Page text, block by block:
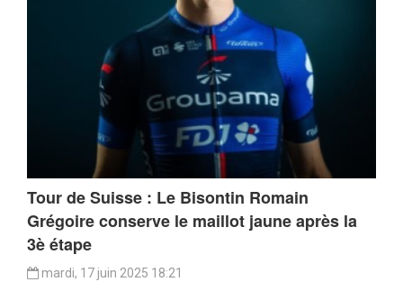
Tour de Suisse : Le Bisontin Romain
Grégoire conserve le maillot jaune après la
3è étape
mardi, 17 juin 2025 18:21